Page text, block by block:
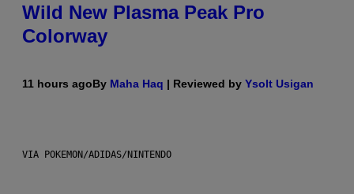
Wild New Plasma Peak Pro
Colorway
11 hours agoBy Maha Haq | Reviewed by Ysolt Usigan
VIA POKEMON/ADIDAS/NINTENDO